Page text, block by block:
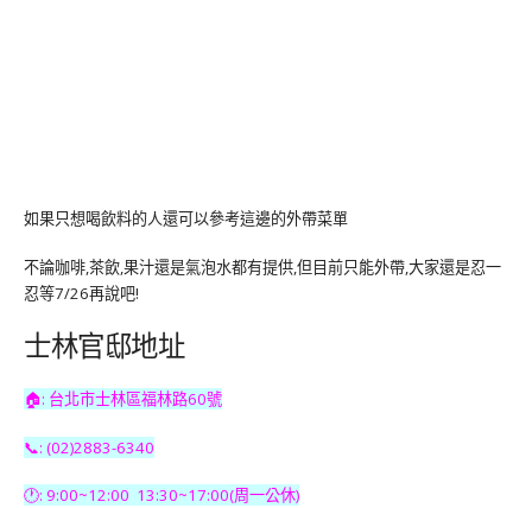
如果只想喝飲料的人還可以參考這邊的外帶菜單
不論咖啡,茶飲,果汁還是氣泡水都有提供,但目前只能外帶,大家還是忍一
忍等7/26再說吧!
士林官邸地址
🏠: 台北市士林區福林路60號
📞: (02)2883-6340
🕐: 9:00~12:00 13:30~17:00(周一公休)